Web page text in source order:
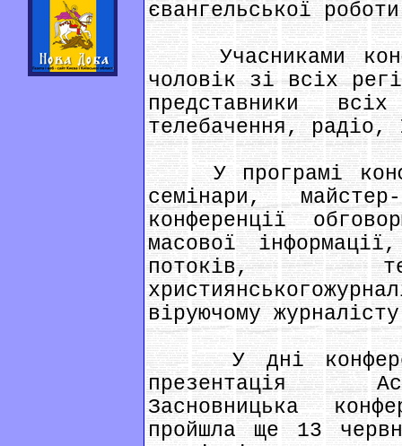
євангельської
Учасниками
чоловік зі всіх
представники
телебачення, радіо,
У програмі
семінари,
конференції
масової
потоків,
віруючому
У дні
презентація
Засновницька
пройшла ще 13